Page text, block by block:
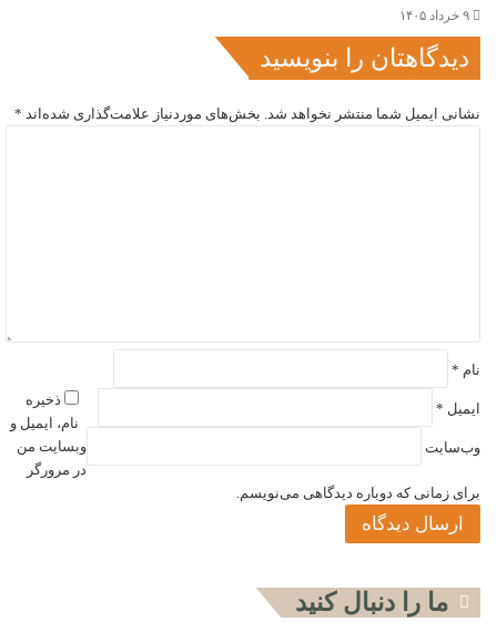
۹ خرداد ۱۴۰۵
دیدگاهتان را بنویسید
نشانی ایمیل شما منتشر نخواهد شد. بخش‌های موردنیاز علامت‌گذاری شده‌اند *
نام *
ایمیل *
وب‌سایت
ذخیره
نام، ایمیل و
وبسایت من
در مرورگر
برای زمانی که دوباره دیدگاهی می‌نویسم.
ما را دنبال کنید